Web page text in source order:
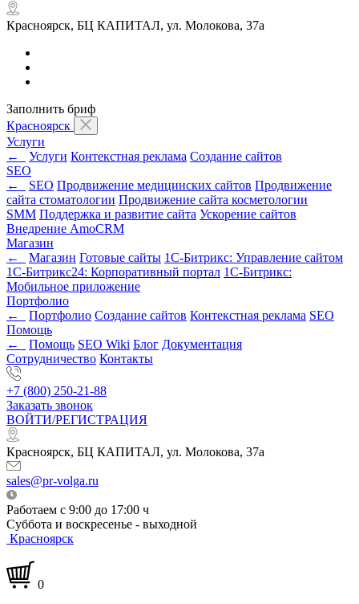
Красноярск, БЦ КАПИТАЛ, ул. Молокова, 37а
Заполнить бриф
Красноярск
Услуги
←
Услуги Контекстная реклама Создание сайтов
SEO
←
SEO Продвижение медицинских сайтов Продвижение
сайта стоматологии Продвижение сайта косметологии
SMM Поддержка и развитие сайта Ускорение сайтов
Внедрение AmoCRM
Магазин
←
Магазин Готовые сайты 1С-Битрикс: Управление сайтом
1С-Битрикс24: Корпоративный портал 1С-Битрикс:
Мобильное приложение
Портфолио
←
Портфолио Создание сайтов Контекстная реклама SEO
Помощь
←
Помощь SEO Wiki Блог Документация
Сотрудничество Контакты
+7 (800) 250-21-88
Заказать звонок
ВОЙТИ/РЕГИСТРАЦИЯ
Красноярск, БЦ КАПИТАЛ, ул. Молокова, 37а
sales@pr-volga.ru
Работаем с 9:00 до 17:00 ч
Суббота и воскресенье - выходной
Красноярск
0